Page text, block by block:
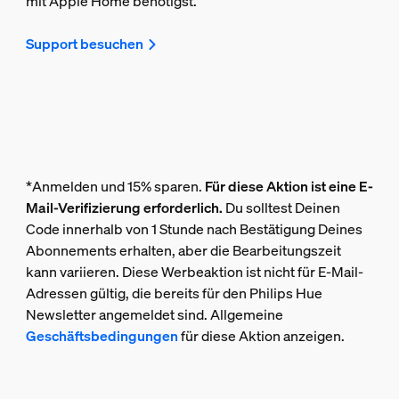
Support besuchen
*Anmelden und 15% sparen. Für diese Aktion ist eine E-
Mail-Verifizierung erforderlich. Du solltest Deinen
Code innerhalb von 1 Stunde nach Bestätigung Deines
Abonnements erhalten, aber die Bearbeitungszeit
kann variieren. Diese Werbeaktion ist nicht für E-Mail-
Adressen gültig, die bereits für den Philips Hue
Newsletter angemeldet sind. Allgemeine
Geschäftsbedingungenfür diese Aktion anzeigen.